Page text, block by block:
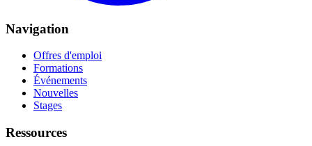
Navigation
Offres d'emploi
Formations
Événements
Nouvelles
Stages
Ressources